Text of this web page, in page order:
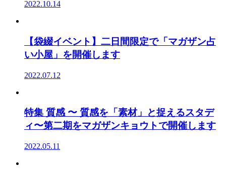
2022.10.14
【袋綴イベント】二日間限定で「マガザン占
い小屋」を開催します
2022.07.12
特集 質感 〜 質感を「素材」と捉えるスタデ
ィ〜第二期をマガザンキョウトで開催します
2022.05.11